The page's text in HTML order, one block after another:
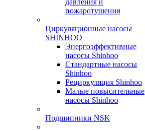
давления и
пожаротушения
Циркуляционные насосы
SHINHOO
Энергоэффективные
насосы Shinhoo
Стандартные насосы
Shinhoo
Рециркуляция Shinhoo
Малые повысительные
насосы Shinhoo
Подшипники NSK